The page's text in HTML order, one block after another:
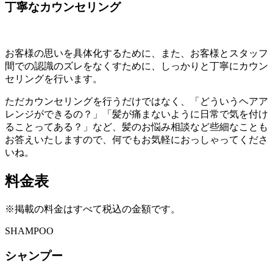
丁寧なカウンセリング
お客様の思いを具体化するために、また、お客様とスタッフ
間での認識のズレをなくすために、しっかりと丁寧にカウン
セリングを行います。
ただカウンセリングを行うだけではなく、「どういうヘアア
レンジができるの？」「髪が痛まないように日常で気を付け
ることってある？」など、髪のお悩み相談など些細なことも
お答えいたしますので、何でもお気軽におっしゃってくださ
いね。
料金表
※掲載の料金はすべて税込の金額です。
SHAMPOO
シャンプー